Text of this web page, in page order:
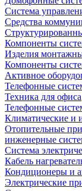
Система
Средства
Компоненты
Изделия
Компоненты
Активное
Телефонные
Техника для офиса
Телефонные
Климатические и
Отопительные
инженерные
Система
Кабель
Кондиционеры и
Электрические